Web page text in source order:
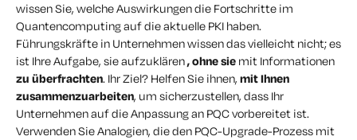
wissen Sie, welche Auswirkungen die Fortschritte im
Quantencomputing auf die aktuelle PKI haben.
Führungskräfte in Unternehmen wissen das vielleicht nicht; es
ist Ihre Aufgabe, sie aufzuklären, ohne sie mit Informationen
zu überfrachten. Ihr Ziel? Helfen Sie ihnen, mit Ihnen
zusammenzuarbeiten, um sicherzustellen, dass Ihr
Unternehmen auf die Anpassung an PQC vorbereitet ist.
Verwenden Sie Analogien, die den PQC-Upgrade-Prozess mit